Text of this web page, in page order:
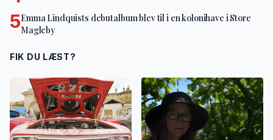
5Emma Lindquists debutalbum blev til i en kolonihave i Store
Magleby
FIK DU LÆST?